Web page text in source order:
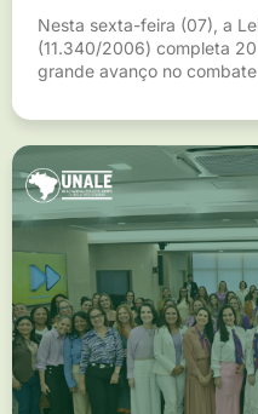
Nesta sexta-feira (07), a
(11.340/2006) completa
grande avanço no combate